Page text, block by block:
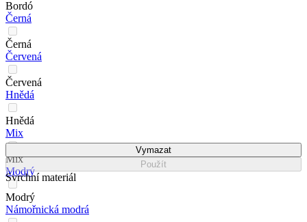
Bordó
Černá
Černá
Červená
Červená
Hnědá
Hnědá
Mix
Mix
Modrý
Modrý
Námořnická modrá
Vymazat
Použít
Svrchní materiál